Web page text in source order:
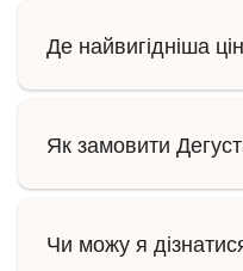
Де найвигідніша
Як замовити
Чи можу я